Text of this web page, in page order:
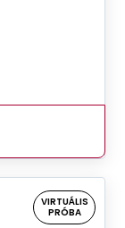
VIRTUÁLIS
PRÓBA